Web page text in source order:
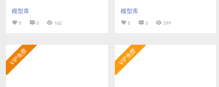
模型库
0 0 142
模型库
0 0 399
VIP免费 VIP免费